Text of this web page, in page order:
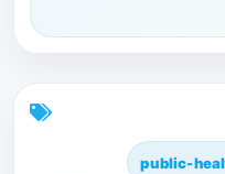
public-